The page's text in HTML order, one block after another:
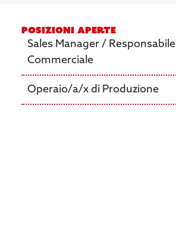
Posizioni aperte
Sales Manager / Responsabile
Commerciale
Operaio/a/x di Produzione